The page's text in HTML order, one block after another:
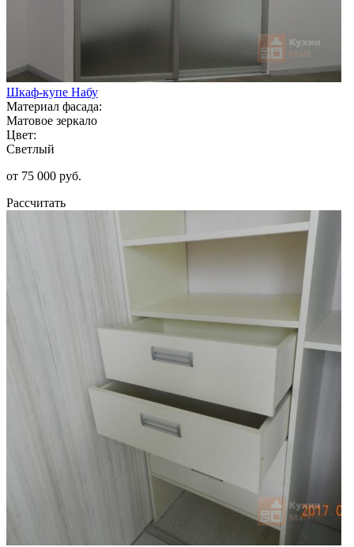
Шкаф-купе Набу
Материал фасада:
Матовое зеркало
Цвет:
Светлый
от 75 000 руб.
Рассчитать